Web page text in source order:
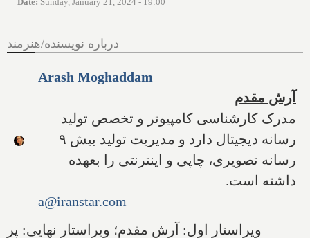
درباره نویسنده/هنرمند
Arash Moghaddam
آرش مقدم
مدرک کارشناسی کامپیوتر و تخصص تولید
رسانه دیجیتال دارد و مدیریت تولید بیش ۹
رسانه تصویری، چاپی و اینترنتی را بعهده
داشته است.
a@iranstar.com
ویراستار اول: آرش مقدم؛ ویراستار نهایی: پر